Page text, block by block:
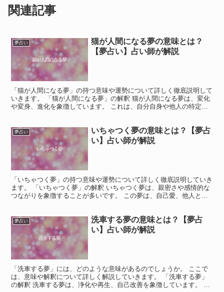
関連記事
夢占い
猫が人間になる夢の意味とは？
【夢占い】占い師が解説
「猫が人間になる夢」の持つ意味や運勢について詳しく徹底説明して
いきます。 「猫が人間になる夢」の解釈 猫が人間になる夢は、変化
や変身、進化を象徴しています。 これは、自分自身や他人の特定の
夢占い
いちゃつく夢の意味とは？【夢占
い】占い師が解説
「いちゃつく夢」の持つ意味や運勢について詳しく徹底説明していき
ます。 「いちゃつく夢」の解釈 いちゃつく夢は、親密さや感情的な
つながりを象徴することが多いです。 この夢は、自己愛、他人との
夢占い
洗車する夢の意味とは？【夢占
い】占い師が解説
「洗車する夢」には、どのような意味があるのでしょうか。 ここで
は、意味や解釈について詳しく解説していきます。 「洗車する夢」
の解釈 洗車する夢は、浄化や再生、自己改善を象徴しています。 こ